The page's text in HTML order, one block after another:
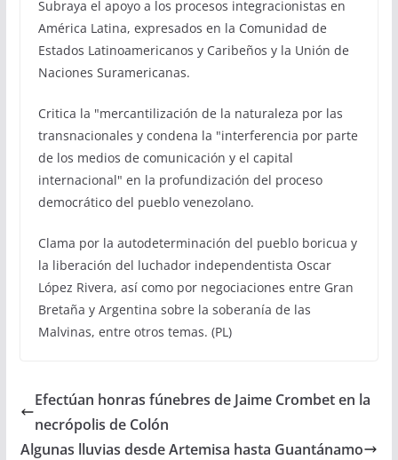
Subraya el apoyo a los procesos integracionistas en
América Latina, expresados en la Comunidad de
Estados Latinoamericanos y Caribeños y la Unión de
Naciones Suramericanas.
Critica la "mercantilización de la naturaleza por las
transnacionales y condena la "interferencia por parte
de los medios de comunicación y el capital
internacional" en la profundización del proceso
democrático del pueblo venezolano.
Clama por la autodeterminación del pueblo boricua y
la liberación del luchador independentista Oscar
López Rivera, así como por negociaciones entre Gran
Bretaña y Argentina sobre la soberanía de las
Malvinas, entre otros temas. (PL)
Efectúan honras fúnebres de Jaime Crombet en la
necrópolis de Colón
Algunas lluvias desde Artemisa hasta Guantánamo